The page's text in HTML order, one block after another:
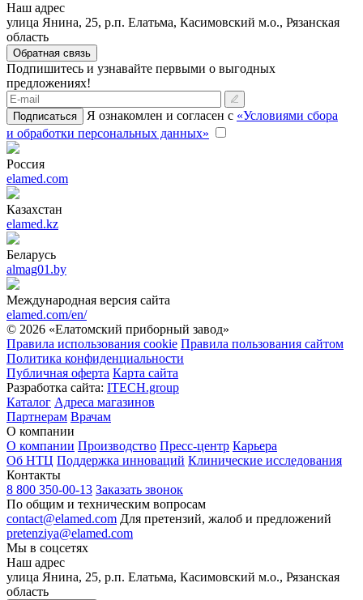
Наш адрес
улица Янина, 25, р.п. Елатьма, Касимовский м.о., Рязанская
область
Обратная связь
Подпишитесь и узнавайте первыми о выгодных
предложениях!
Подписаться Я ознакомлен и согласен с «Условиями сбора
и обработки персональных данных»
Россия
elamed.com
Казахстан
elamed.kz
Беларусь
almag01.by
Международная версия сайта
elamed.com/en/
© 2026 «Елатомский приборный завод»
Правила использования cookie Правила пользования сайтом
Политика конфиденциальности
Публичная оферта Карта сайта
Разработка сайта: ITECH.group
Каталог Адреса магазинов
Партнерам Врачам
О компании
О компании Производство Пресс-центр Карьера
Об НТЦ Поддержка инноваций Клинические исследования
Контакты
8 800 350-00-13 Заказать звонок
По общим и техническим вопросам
contact@elamed.com Для претензий, жалоб и предложений
pretenziya@elamed.com
Мы в соцсетях
Наш адрес
улица Янина, 25, р.п. Елатьма, Касимовский м.о., Рязанская
область